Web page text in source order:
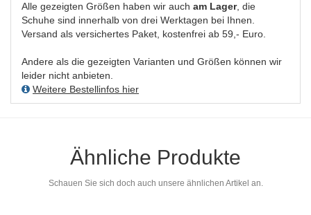
Alle gezeigten Größen haben wir auch am Lager, die
Schuhe sind innerhalb von drei Werktagen bei Ihnen.
Versand als versichertes Paket, kostenfrei ab 59,- Euro.
Andere als die gezeigten Varianten und Größen können wir
leider nicht anbieten.
Weitere Bestellinfos hier
Ähnliche Produkte
Schauen Sie sich doch auch unsere ähnlichen Artikel an.